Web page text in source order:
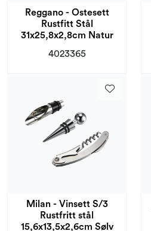
Reggano - Ostesett
Rustfitt Stål
31x25,8x2,8cm Natur
4023365
Milan - Vinsett S/3
Rustfritt stål
15,6x13,5x2,6cm Sølv